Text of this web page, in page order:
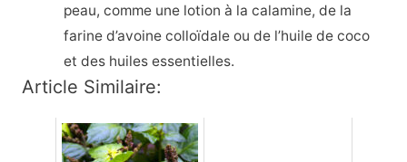
peau, comme une lotion à la calamine, de la
farine d’avoine colloïdale ou de l’huile de coco
et des huiles essentielles.
Article Similaire: